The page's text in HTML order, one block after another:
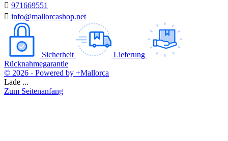
 971669551
 info@mallorcashop.net
Sicherheit
Lieferung
Rücknahmegarantie
© 2026 - Powered by +Mallorca
Lade ...
Zum Seitenanfang